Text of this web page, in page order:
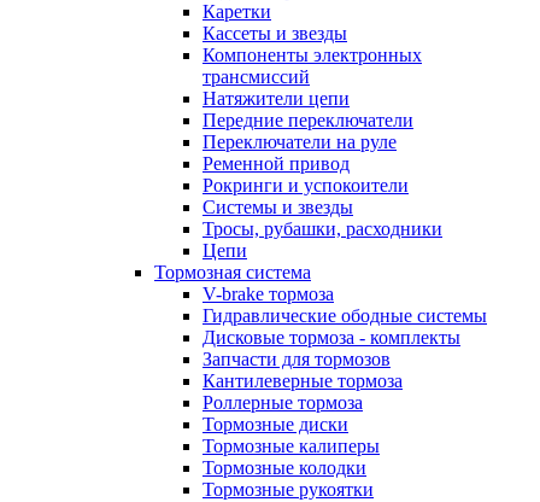
Каретки
Кассеты и звезды
Компоненты электронных
трансмиссий
Натяжители цепи
Передние переключатели
Переключатели на руле
Ременной привод
Рокринги и успокоители
Системы и звезды
Тросы, рубашки, расходники
Цепи
Тормозная система
V-brake тормоза
Гидравлические ободные системы
Дисковые тормоза - комплекты
Запчасти для тормозов
Кантилеверные тормоза
Роллерные тормоза
Тормозные диски
Тормозные калиперы
Тормозные колодки
Тормозные рукоятки